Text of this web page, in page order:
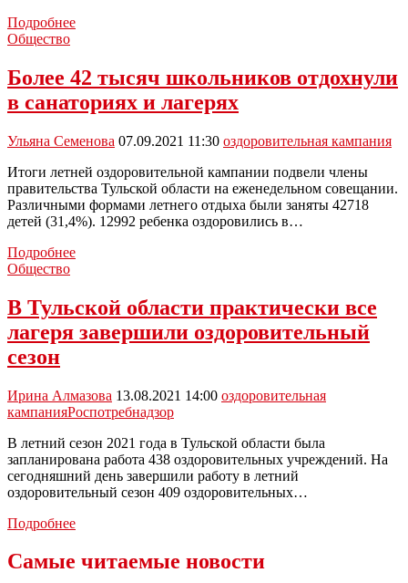
ПодробнееС
в
регионе
начинается
оздоровительная
кампания
Общество
Более 42 тысяч школьников отдохнули
в санаториях и лагерях
Ульяна Семенова 07.09.2021 11:30 оздоровительная кампания
Итоги летней оздоровительной кампании подвели члены
правительства Тульской области на еженедельном совещании.
Различными формами летнего отдыха были заняты 42718
детей (31,4%). 12992 ребенка оздоровились в…
ПодробнееБолее
школьников
отдохнули
в
Общество
В Тульской области практически все
лагеря завершили оздоровительный
сезон
Ирина Алмазова 13.08.2021 14:00 оздоровительная
кампанияРоспотребнадзор
В летний сезон 2021 года в Тульской области была
запланирована работа 438 оздоровительных учреждений. На
сегодняшний день завершили работу в летний
оздоровительный сезон 409 оздоровительных…
ПодробнееВ
области
практически
Самые читаемые новости